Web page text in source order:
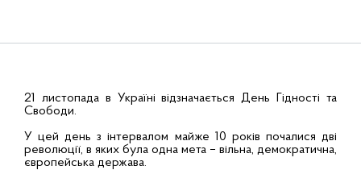
21 листопада в Україні відзначається День Гідності та
Свободи.
У цей день з інтервалом майже 10 років почалися дві
революції, в яких була одна мета – вільна, демократична,
європейська держава.